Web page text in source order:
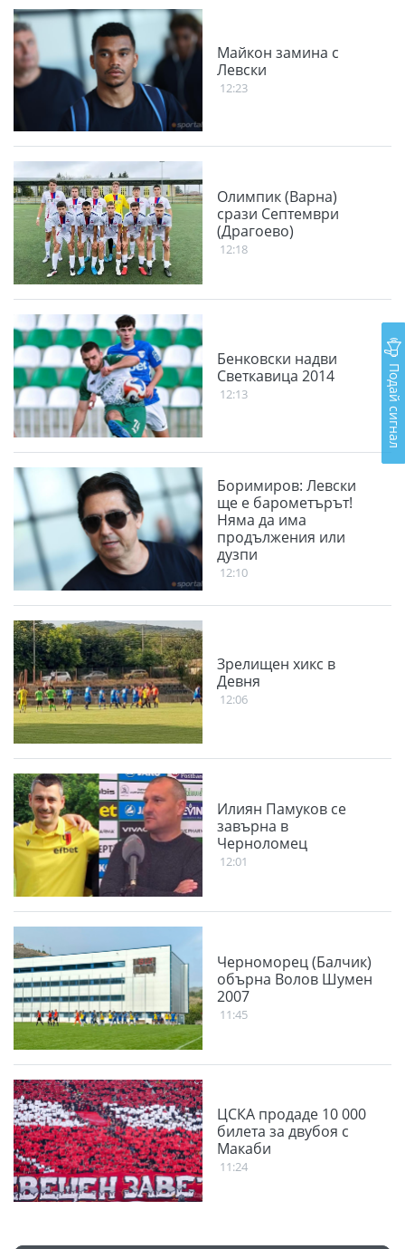
Майкон замина с
Левски
12:23
Олимпик (Варна)
срази Септември
(Драгоево)
12:18
Бенковски надви
Светкавица 2014
12:13
Боримиров: Левски
ще е барометърът!
Няма да има
продължения или
дузпи
12:10
Зрелищен хикс в
Девня
12:06
Илиян Памуков се
завърна в
Черноломец
12:01
Черноморец (Балчик)
обърна Волов Шумен
2007
11:45
ЦСКА продаде 10 000
билета за двубоя с
Макаби
11:24
Подай сигнал